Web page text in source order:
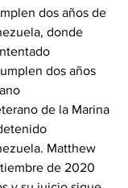
dos años de
donde
dos años
de la Marina
Matthew
de 2020